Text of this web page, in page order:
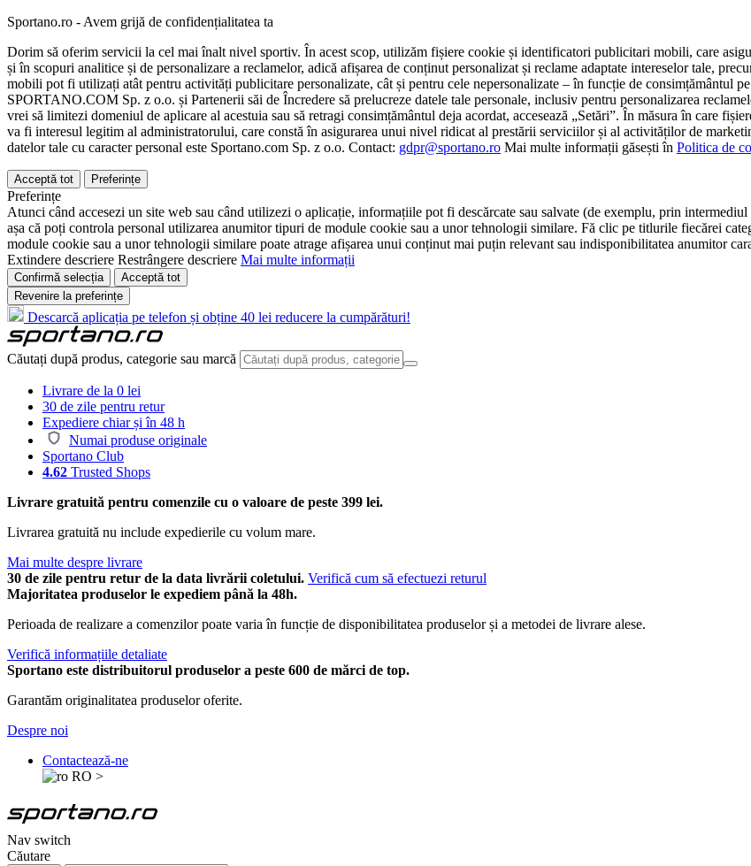
Sportano.ro - Avem grijă de confidențialitatea ta
Dorim să oferim servicii la cel mai înalt nivel sportiv. În acest scop, utilizăm fișiere cookie și identificatori publicitari mobili, care
și în scopuri analitice și de personalizare a reclamelor, adică afișarea de conținut personalizat și reclame adaptate intereselor tale,
mobili pot fi utilizați atât pentru activități publicitare personalizate, cât și pentru cele nepersonalizate – în funcție de consimțământul
SPORTANO.COM Sp. z o.o. și Partenerii săi de Încredere să prelucreze datele tale personale, inclusiv pentru personalizarea
vrei să limitezi domeniul de aplicare al acestuia sau să retragi consimțământul deja acordat, accesează „Setări”. În măsura în care
va fi interesul legitim al administratorului, care constă în asigurarea unui nivel ridicat al prestării serviciilor și al activităților de
datelor tale cu caracter personal este Sportano.com Sp. z o.o. Contact: gdpr@sportano.ro Mai multe informații găsești în Politica de
Acceptă tot Preferințe
Preferințe
Atunci când accesezi un site web sau când utilizezi o aplicație, informațiile pot fi descărcate sau salvate (de exemplu, prin
așa că poți controla personal utilizarea anumitor tipuri de module cookie sau a unor tehnologii similare. Fă clic pe titlurile fiecărei
module cookie sau a unor tehnologii similare poate atrage afișarea unui conținut mai puțin relevant sau indisponibilitatea anumitor
Extindere descriere Restrângere descriere Mai multe informații
Confirmă selecția
Acceptă tot
Revenire la preferințe
Descarcă aplicația pe telefon și obține 40 lei reducere la cumpărături!
Căutați după produs, categorie sau marcă
Livrare de la 0 lei
30 de zile pentru retur
Expediere chiar și în 48 h
Numai produse originale
Sportano Club
4.62 Trusted Shops
Livrare gratuită pentru comenzile cu o valoare de peste 399 lei.
Livrarea gratuită nu include expedierile cu volum mare.
Mai multe despre livrare
30 de zile pentru retur de la data livrării coletului. Verifică cum să efectuezi returul
Majoritatea produselor le expediem până la 48h.
Perioada de realizare a comenzilor poate varia în funcție de disponibilitatea produselor și a metodei de livrare alese.
Verifică informațiile detaliate
Sportano este distribuitorul produselor a peste 600 de mărci de top.
Garantăm originalitatea produselor oferite.
Despre noi
Contactează-ne
RO >
Nav switch
Căutare